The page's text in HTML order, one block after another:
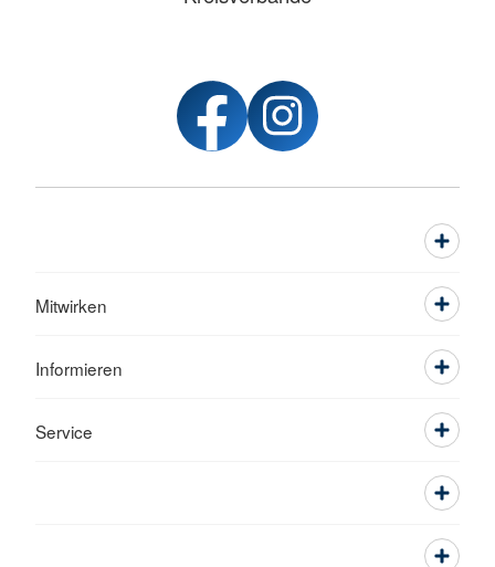
Mitwirken
Informieren
Service